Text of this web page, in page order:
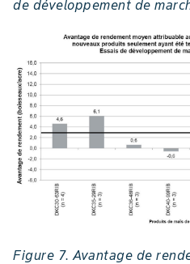
de développement de
Figure 7. Avantage de